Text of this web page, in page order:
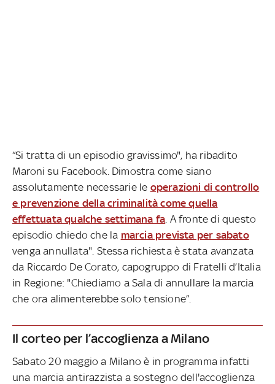
“Si tratta di un episodio gravissimo", ha ribadito
Maroni su Facebook. Dimostra come siano
assolutamente necessarie le operazioni di controllo
e prevenzione della criminalità come quella
effettuata qualche settimana fa . A fronte di questo
episodio chiedo che la marcia prevista per sabato
venga annullata". Stessa richiesta è stata avanzata
da Riccardo De Corato, capogruppo di Fratelli d’Italia
in Regione: "Chiediamo a Sala di annullare la marcia
che ora alimenterebbe solo tensione”.
Il corteo per l’accoglienza a Milano
Sabato 20 maggio a Milano è in programma infatti
una marcia antirazzista a sostegno dell'accoglienza